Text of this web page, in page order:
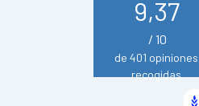
9,37
/ 10
de 401 opiniones
recogidas